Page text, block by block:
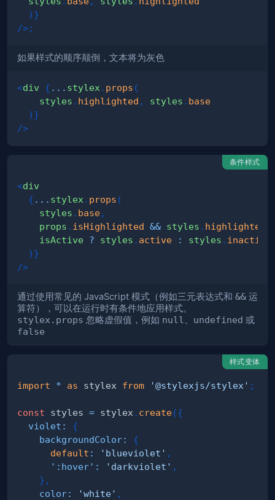
) }
/>;
如果样式的顺序颠倒，文本将为灰色
<div { ... stylex . props (
    styles
. highlighted , styles . base
) }
/>
条件样式
<div
{ ... stylex . props (
    styles
. base,
    props
. isHighlighted && styles . highlighted
    isActive
? styles . active : styles . inactive
) }
/>
通过使用常见的 JavaScript 模式（例如三元表达式和 && 运
算符），可以在运行时有条件地应用样式。
stylex.props 忽略虚假值，例如 null 、 undefined 或
false
样式变体
import * as stylex from '@stylexjs/stylex' ;
const styles = stylex . create({
violet :
{
backgroundColor:
{
default : 'blueviolet' ,
':hover' : 'darkviolet' ,
} ,
color: 'white' ,